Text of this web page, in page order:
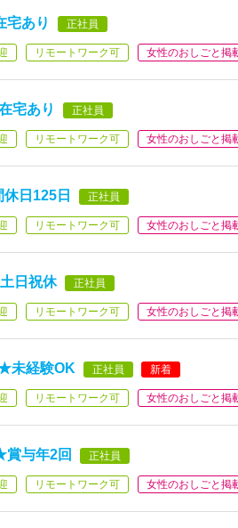
宅あり 正社員
リモートワーク可 女性のおしごと掲
宅あり 正社員
リモートワーク可 女性のおしごと掲
日125日 正社員
リモートワーク可 女性のおしごと掲
日祝休 正社員
リモートワーク可 女性のおしごと掲
未経験OK 正社員 新着
リモートワーク可 女性のおしごと掲
与年2回 正社員
リモートワーク可 女性のおしごと掲